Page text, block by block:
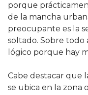
porque
de la mancha
preocupante es la
soltado. Sobre todo
lógico porque hay
Cabe destacar que
se ubica en la zona